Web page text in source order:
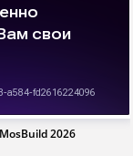
2026